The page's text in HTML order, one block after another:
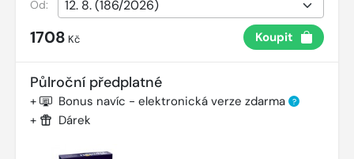
Od:
1708 Kč Koupit
Půlroční předplatné
+ Bonus navíc - elektronická verze zdarma ?
+ Dárek